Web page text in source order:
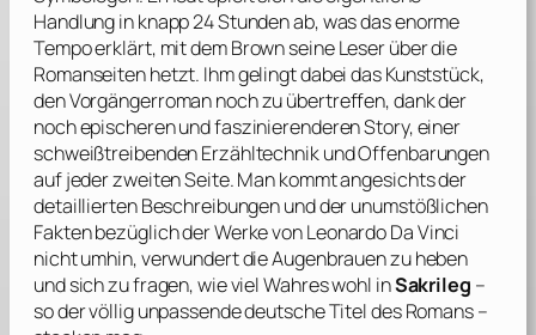
Handlung in knapp 24 Stunden ab, was das enorme
Tempo erklärt, mit demBrownseine Leser über die
Romanseiten hetzt. Ihm gelingt dabei das Kunststück,
den Vorgängerroman noch zu übertreffen, dank der
noch epischeren und faszinierenderen Story, einer
schweißtreibenden Erzähltechnik und Offenbarungen
auf jeder zweiten Seite. Man kommt angesichts der
detaillierten Beschreibungen und der unumstößlichen
Fakten bezüglich der Werke vonLeonardo Da Vinci
nicht umhin, verwundert die Augenbrauen zu heben
und sich zu fragen, wie viel Wahres wohl inSakrileg –
so der völlig unpassende deutsche Titel des Romans –